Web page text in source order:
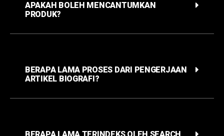
APAKAH BOLEH MENCANTUMKAN
PRODUK?
BERAPA LAMA PROSES DARI PENGERJAAN
ARTIKEL BIOGRAFI?